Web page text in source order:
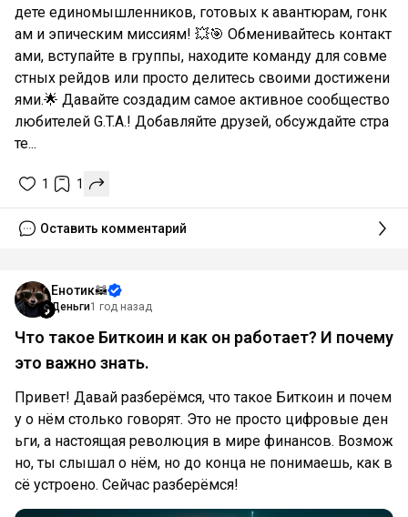
дете единомышленников, готовых к авантюрам, гонк
ам и эпическим миссиям! 💥🎯 Обменивайтесь контакт
ами, вступайте в группы, находите команду для совме
стных рейдов или просто делитесь своими достижени
ями.🌟 Давайте создадим самое активное сообщество
любителей G.T.A.! Добавляйте друзей, обсуждайте стра
те...
1 1
Оставить комментарий
Енотик🦝
Деньги1 год назад
Что такое Биткоин и как он работает? И почему
это важно знать.
Привет! Давай разберёмся, что такое Биткоин и почем
у о нём столько говорят. Это не просто цифровые ден
ьги, а настоящая революция в мире финансов. Возмож
но, ты слышал о нём, но до конца не понимаешь, как в
сё устроено. Сейчас разберёмся!